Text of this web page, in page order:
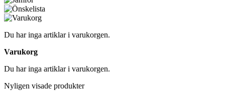
Du har inga artiklar i varukorgen.
Varukorg
Du har inga artiklar i varukorgen.
Nyligen visade produkter